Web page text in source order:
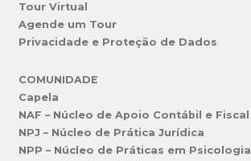
Tour Virtual
Agende um Tour
Privacidade e Proteção de Dados
COMUNIDADE
Capela
NAF – Núcleo de Apoio Contábil e Fiscal
NPJ – Núcleo de Prática Jurídica
NPP – Núcleo de Práticas em Psicologia